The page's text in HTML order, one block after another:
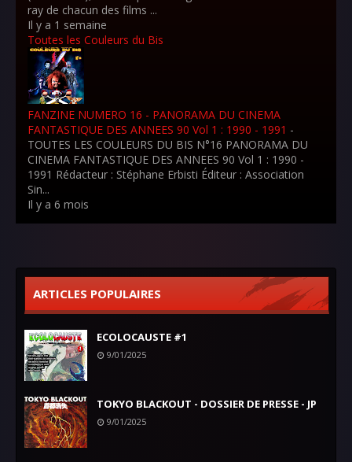
ray de chacun des films ...
Il y a 1 semaine
Toutes les Couleurs du Bis
FANZINE NUMERO 16 - PANORAMA DU CINEMA
FANTASTIQUE DES ANNEES 90 Vol 1 : 1990 - 1991 -
TOUTES LES COULEURS DU BIS N°16 PANORAMA DU
CINEMA FANTASTIQUE DES ANNEES 90 Vol 1 : 1990 -
1991 Rédacteur : Stéphane Erbisti Éditeur : Association
Sin...
Il y a 6 mois
ARTICLES POPULAIRES
ECOLOCAUSTE #1
9/01/2025
TOKYO BLACKOUT - DOSSIER DE PRESSE - JP
9/01/2025